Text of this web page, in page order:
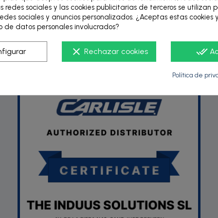
redes sociales y las cookies publicitarias de terceros se utilizan
sociales y anuncios personalizados. ¿Aceptas estas cookies
de datos personales involucrados?
done_all
clear Rechazar cookies
Política de